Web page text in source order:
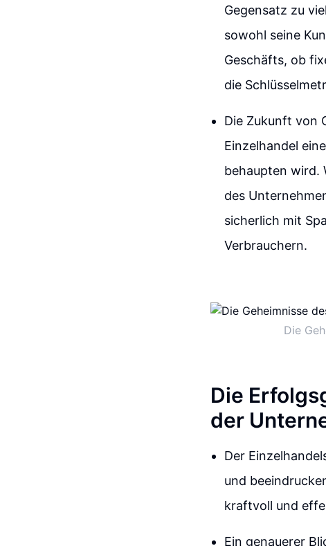
Gegensatz zu
sowohl seine
Geschäfts, ob
die
Die Zukunft von
Einzelhandel
behaupten wird.
des
sicherlich mit
Verbrauchern.
Die
Die
der
Der
und
kraftvoll und
Ein genauerer